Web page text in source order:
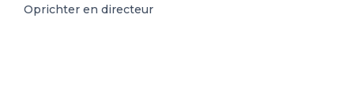
Oprichter en directeur